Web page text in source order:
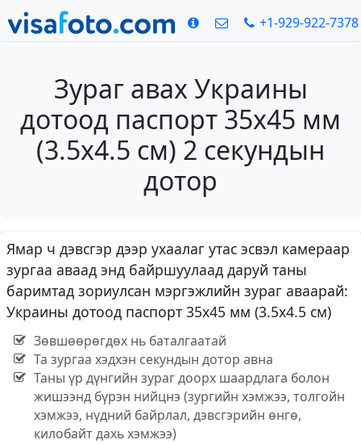
+1-929-922-7378
Зураг авах Украины
дотоод паспорт 35x45 мм
(3.5x4.5 см) 2 секундын
дотор
Ямар ч дэвсгэр дээр ухаалаг утас эсвэл камераар
зургаа аваад энд байршуулаад даруй таны
баримтад зориулсан мэргэжлийн зураг аваарай:
Украины дотоод паспорт 35x45 мм (3.5x4.5 см)
Зөвшөөрөгдөх нь баталгаатай
Та зургаа хэдхэн секундын дотор авна
Таны үр дүнгийн зураг доорх шаардлага болон
жишээнд бүрэн нийцнэ (зургийн хэмжээ, толгойн
хэмжээ, нүдний байрлал, дэвсгэрийн өнгө,
килобайт дахь хэмжээ)